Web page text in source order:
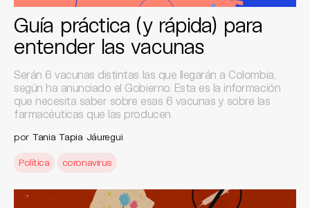
Guía práctica (y rápida) para
entender las vacunas
Serán 6 vacunas distintas las que llegarán a Colombia,
según ha anunciado el Gobierno. Esta es la información
que necesita saber sobre esas 6 vacunas y sobre las
farmacéuticas que las producen.
por Tania Tapia Jáuregui
Política coronavirus